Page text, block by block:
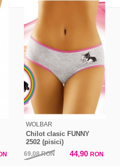
WOLBAR
Chilot clasic FUNNY
2502 (pisici)
69,08RON 44,90 RON